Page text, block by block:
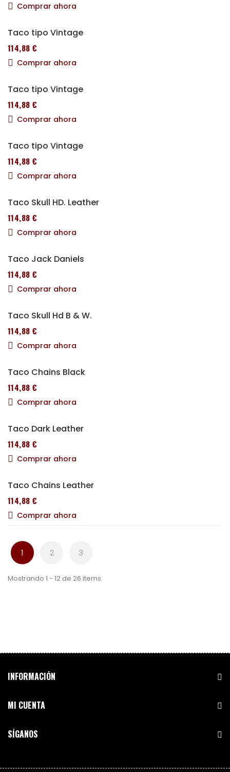
Comprar ahora
Taco tipo Vintage
114,88 €
Comprar ahora
Taco tipo Vintage
114,88 €
Comprar ahora
Taco tipo Vintage
114,88 €
Comprar ahora
Taco Skull HD. Leather
114,88 €
Comprar ahora
Taco Jack Daniels
114,88 €
Comprar ahora
Taco Skull Hd B & W.
114,88 €
Comprar ahora
Taco Chains Black
114,88 €
Comprar ahora
Taco Dark Leather
114,88 €
Comprar ahora
Taco Chains Leather
114,88 €
Comprar ahora
1 2 3
Mostrando 1 - 12 de 26 items
INFORMACIÓN
MI CUENTA
SÍGANOS